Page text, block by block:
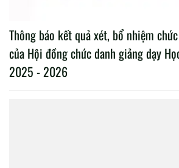
Thông báo kết quả xét, bổ nhiệm
của Hội đồng chức danh giảng dạy
2025 - 2026